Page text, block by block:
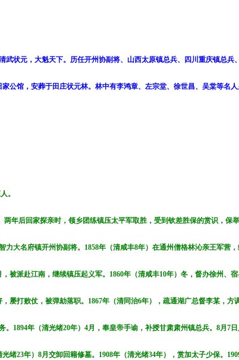
武状元，大魁天下。历任开州协副将、山西太原镇总兵、四川重庆镇总兵
公馆，安葬于田庄状元林。林中有李鸿章、左宗堂、徐世昌、吴棠等名
。
年后回家探亲时，领乡团练镇压太平军取胜，受到钦差胜保的赏识，保
大名府镇开州协副将。1858年（清咸丰8年）在通州僧格林沁亲王军营
被派赴江南，继续镇压起义军。1860年（清咸丰10年）冬，督办徐州、
屡打败仗，被弹劾落职。1867年（清同治6年），疏通湖广总督李某，方
1894年（清光绪20年）4月，奉皇帝手谕，补授甘肃肃州镇总兵。8月7
绪23年）8月交卸回籍修墓。1908年（清光绪34年），赏加太子少保。